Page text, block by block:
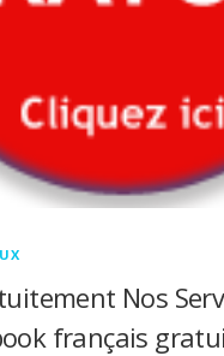
Nos
français